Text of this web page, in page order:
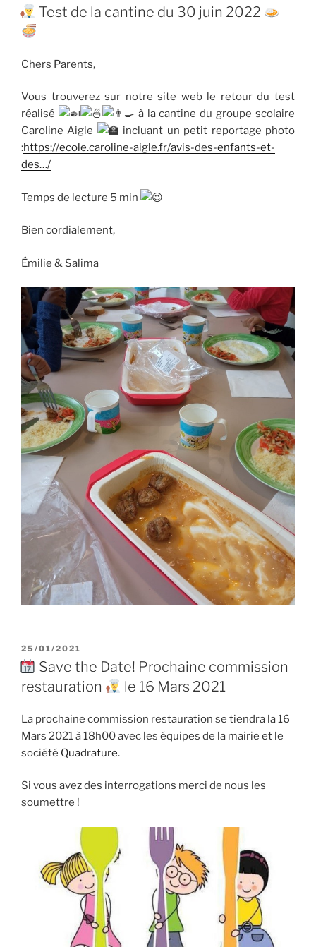
LE
Test de la cantine du 30 juin 2022
Chers Parents,
Vous trouverez sur notre site web le retour du test
réalisé
à la cantine du groupe scolaire
Caroline Aigle
incluant un petit reportage photo
:https://ecole.caroline-aigle.fr/avis-des-enfants-et-
des…/
Temps de lecture 5 min
Bien cordialement,
Émilie & Salima
PUBLIÉ
LE
25/01/2021
Save the Date! Prochaine commission
restauration
le 16 Mars 2021
La prochaine commission restauration se tiendra la 16
Mars 2021 à 18h00 avec les équipes de la mairie et le
société Quadrature.
Si vous avez des interrogations merci de nous les
soumettre !